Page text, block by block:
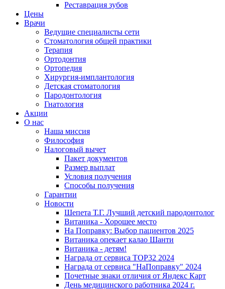
Реставрация зубов
Цены
Врачи
Ведущие специалисты сети
Стоматология общей практики
Терапия
Ортодонтия
Ортопедия
Хирургия-имплантология
Детская стоматология
Пародонтология
Гнатология
Акции
О нас
Наша миссия
Философия
Налоговый вычет
Пакет документов
Размер выплат
Условия получения
Способы получения
Гарантии
Новости
Шепета Т.Г. Лучший детский пародонтолог
Витаника - Хорошее место
На Поправку: Выбор пациентов 2025
Витаника опекает калао Шанти
Витаника - детям!
Награда от сервиса TOP32 2024
Награда от сервиса "НаПоправку" 2024
Почетные знаки отличия от Яндекс Карт
День медицинского работника 2024 г.